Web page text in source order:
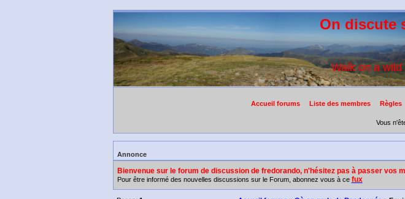
On discute
Walk on a wild
Accueil forums Liste des membres Règles
Vous
Annonce
Bienvenue sur le forum de discussion de fredorando, n'hésitez pas à passer vos
Pour être informé des nouvelles discussions sur le Forum, abonnez vous à ce fux